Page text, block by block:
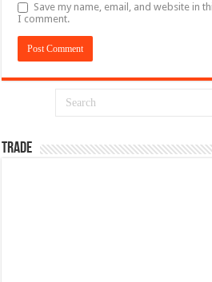
Save my name, email, and website in
I comment.
TRADE